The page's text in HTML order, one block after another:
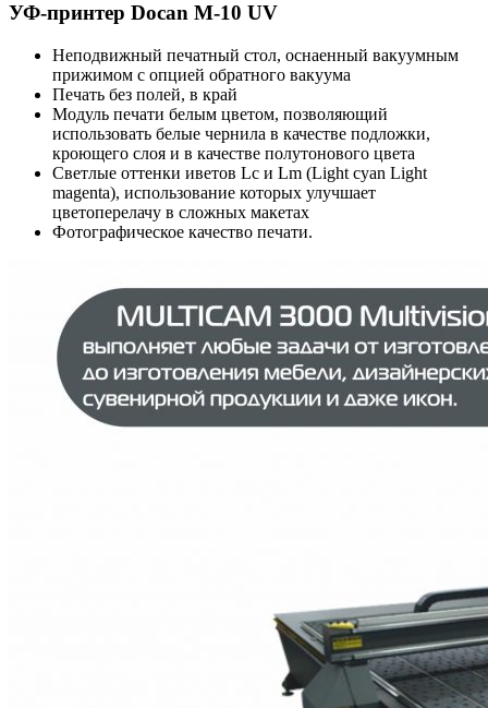
УФ-принтер Docan M-10 UV
Неподвижный печатный стол, оснаенный вакуумным
прижимом с опцией обратного вакуума
Печать без полей, в край
Модуль печати белым цветом, позволяющий
использовать белые чернила в качестве подложки,
кроющего слоя и в качестве полутонового цвета
Светлые оттенки иветов Lc и Lm (Light cyan Light
magenta), использование которых улучшает
цветоперелачу в сложных макетах
Фотографическое качество печати.